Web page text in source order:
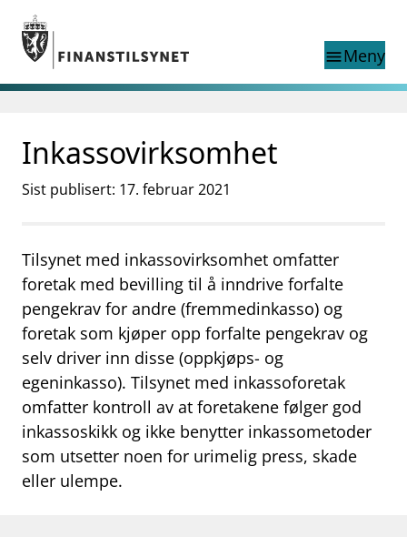
Gå til hovedinnhold
Gå til søkesiden
menuMeny
nettstedet
language
exist in English
English home page
Finanstilsynets registre
Tema
supervisor_account Forbrukerinformasjon
businessOm Finanstilsynet
mail_outlineKontakt oss
work_outlineJobb hos oss
dashboardInformasjon for investorer
Inkassovirksomhet
Sist publisert: 17. februar 2021
Tilsynet med inkassovirksomhet omfatter
foretak med bevilling til å inndrive forfalte
pengekrav for andre (fremmedinkasso) og
foretak som kjøper opp forfalte pengekrav og
selv driver inn disse (oppkjøps- og
egeninkasso). Tilsynet med inkassoforetak
omfatter kontroll av at foretakene følger god
inkassoskikk og ikke benytter inkassometoder
som utsetter noen for urimelig press, skade
eller ulempe.